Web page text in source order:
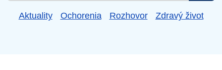
Aktuality Ochorenia Rozhovor Zdravý život